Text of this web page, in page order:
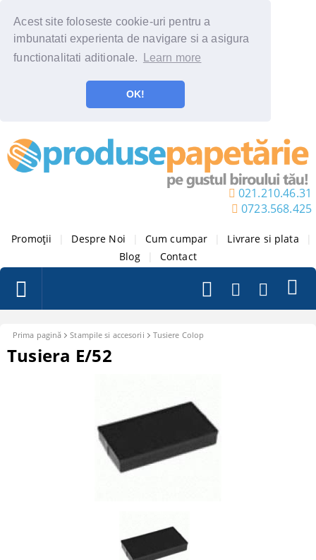
Acest site foloseste cookie-uri pentru a
imbunatati experienta de navigare si a asigura
functionalitati aditionale.
Learn more
OK!
021.210.46.31
0723.568.425
Promoții Despre Noi Cum cumpar Livrare si plata
Blog
Contact
Prima pagină Stampile si accesorii Tusiere Colop
Tusiera E/52